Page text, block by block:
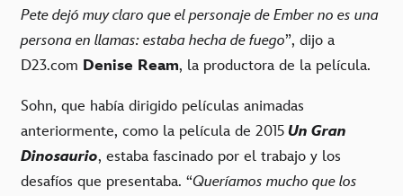
Pete dejó muy claro que el personaje de Ember no es una
persona en llamas: estaba hecha de fuego”, dijo a
D23.com Denise Ream, la productora de la película.
Sohn, que había dirigido películas animadas
anteriormente, como la película de 2015 Un Gran
Dinosaurio, estaba fascinado por el trabajo y los
desafíos que presentaba. “Queríamos mucho que los